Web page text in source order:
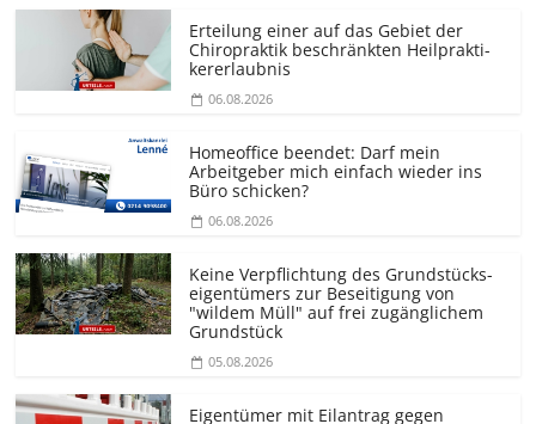
Erteilung einer auf das Gebiet der
Chiropraktik beschränkten Heilprakti­
kererlaubnis
06.08.2026
Homeoffice beendet: Darf mein
Arbeitgeber mich einfach wieder ins
Büro schicken?
06.08.2026
Keine Verpflichtung des Grundstücks­
eigentümers zur Beseitigung von
"wildem Müll" auf frei zugänglichem
Grundstück
05.08.2026
Eigentümer mit Eilantrag gegen